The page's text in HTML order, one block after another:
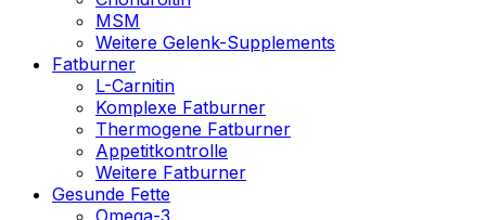
MSM
Weitere Gelenk-Supplements
Fatburner
L-Carnitin
Komplexe Fatburner
Thermogene Fatburner
Appetitkontrolle
Weitere Fatburner
Gesunde Fette
Omega-3